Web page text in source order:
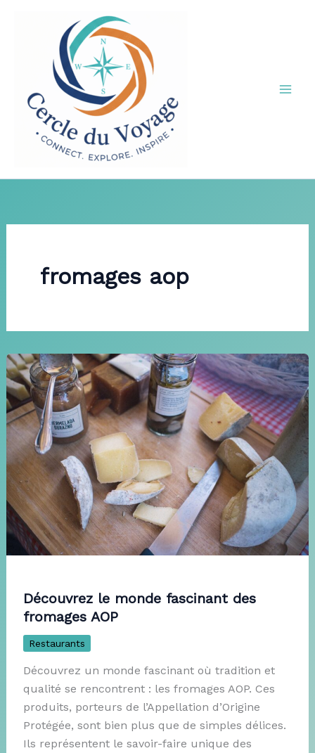
fromages aop
Découvrez le monde fascinant des
fromages AOP
Restaurants
Découvrez un monde fascinant où tradition et
qualité se rencontrent : les fromages AOP. Ces
produits, porteurs de l’Appellation d’Origine
Protégée, sont bien plus que de simples délices.
Ils représentent le savoir-faire unique des